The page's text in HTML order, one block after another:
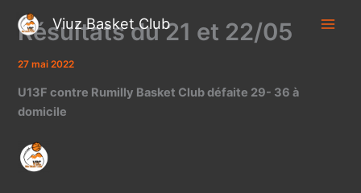
Viuz Basket Club
Résultats du 21 et 22/05
27 mai 2022
U13F contre Rumilly Basket Club défaite 29- 36 à
domicile